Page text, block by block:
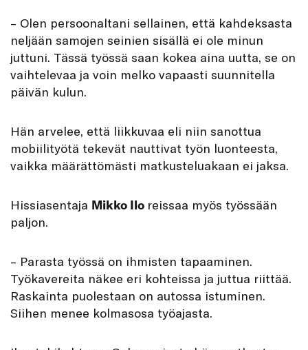
– Olen persoonaltani sellainen, että kahdeksasta
neljään samojen seinien sisällä ei ole minun
juttuni. Tässä työssä saan kokea aina uutta, se on
vaihtelevaa ja voin melko vapaasti suunnitella
päivän kulun.
Hän arvelee, että liikkuvaa eli niin sanottua
mobiilityötä tekevät nauttivat työn luonteesta,
vaikka määrättömästi matkusteluakaan ei jaksa.
Hissiasentaja Mikko Ilo reissaa myös työssään
paljon.
– Parasta työssä on ihmisten tapaaminen.
Työkavereita näkee eri kohteissa ja juttua riittää.
Raskainta puolestaan on autossa istuminen.
Siihen menee kolmasosa työajasta.